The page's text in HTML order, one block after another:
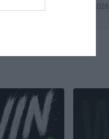
21.07.2026